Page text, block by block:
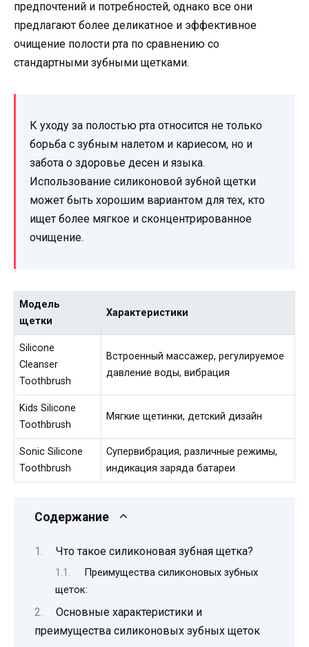
предпочтений и потребностей, однако все они
предлагают более деликатное и эффективное
очищение полости рта по сравнению со
стандартными зубными щетками.
К уходу за полостью рта относится не только
борьба с зубным налетом и кариесом, но и
забота о здоровье десен и языка.
Использование силиконовой зубной щетки
может быть хорошим вариантом для тех, кто
ищет более мягкое и сконцентрированное
очищение.
Модель
щетки
Характеристики
Silicone
Cleanser
Toothbrush
Встроенный массажер, регулируемое
давление воды, вибрация
Kids Silicone
Toothbrush
Мягкие щетинки, детский дизайн
Sonic Silicone
Toothbrush
Супервибрация, различные режимы,
индикация заряда батареи
Содержание
Что такое силиконовая зубная щетка?
Преимущества силиконовых зубных
щеток:
Основные характеристики и
преимущества силиконовых зубных щеток